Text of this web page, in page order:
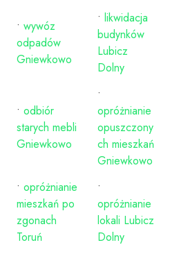
• wywóz
odpadów
Gniewkowo
• likwidacja
budynków
Lubicz
Dolny
• odbiór
starych mebli
Gniewkowo
•
opróżnianie
opuszczony
ch mieszkań
Gniewkowo
• opróżnianie
mieszkań po
zgonach
Toruń
•
opróżnianie
lokali Lubicz
Dolny